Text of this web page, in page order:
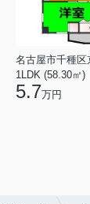
1LDK (58.30㎡)
5.7万円